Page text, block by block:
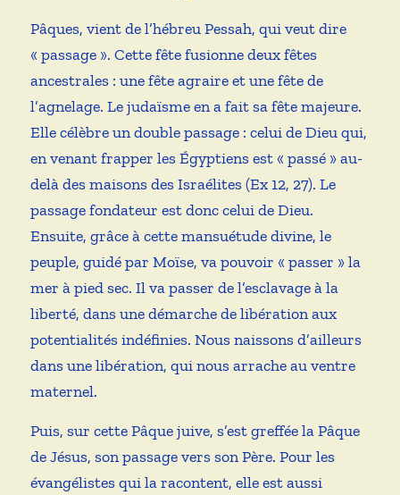
Pâques, vient de l’hébreu Pessah, qui veut dire
« passage ». Cette fête fusionne deux fêtes
ancestrales : une fête agraire et une fête de
l’agnelage. Le judaïsme en a fait sa fête majeure.
Elle célèbre un double passage : celui de Dieu qui,
en venant frapper les Égyptiens est « passé » au-
delà des maisons des Israélites (Ex 12, 27). Le
passage fondateur est donc celui de Dieu.
Ensuite, grâce à cette mansuétude divine, le
peuple, guidé par Moïse, va pouvoir « passer » la
mer à pied sec. Il va passer de l’esclavage à la
liberté, dans une démarche de libération aux
potentialités indéfinies. Nous naissons d’ailleurs
dans une libération, qui nous arrache au ventre
maternel.
Puis, sur cette Pâque juive, s’est greffée la Pâque
de Jésus, son passage vers son Père. Pour les
évangélistes qui la racontent, elle est aussi